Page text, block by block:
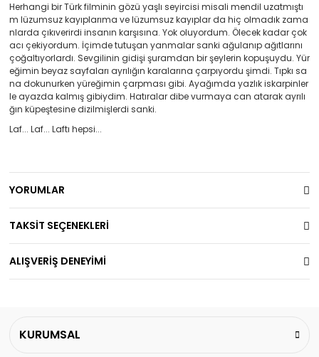
Herhangi bir Türk filminin gözü yaşlı seyircisi misali mendil uzatmıştı
m lüzumsuz kayıplarıma ve lüzumsuz kayıplar da hiç olmadık zama
nlarda çıkıverirdi insanın karşısına. Yok oluyordum. Ölecek kadar çok
acı çekiyordum. İçimde tutuşan yanmalar sanki ağulanıp ağıtlarını
çoğaltıyorlardı. Sevgilinin gidişi şuramdan bir şeylerin kopuşuydu. Yür
eğimin beyaz sayfaları ayrılığın karalarına çarpıyordu şimdi. Tıpkı sa
na dokunurken yüreğimin çarpması gibi. Ayağımda yazlık iskarpinler
le ayazda kalmış gibiydim. Hatıralar dibe vurmaya can atarak ayrılı
ğın küpeştesine dizilmişlerdi sanki.
Laf... Laf... Laftı hepsi...
YORUMLAR
TAKSİT SEÇENEKLERİ
ALIŞVERİŞ DENEYİMİ
KURUMSAL